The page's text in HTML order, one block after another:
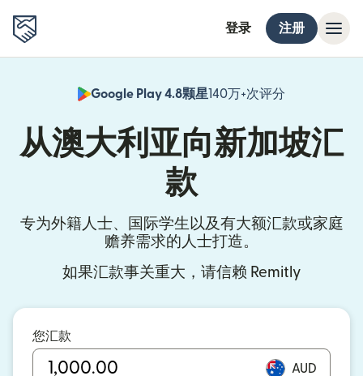
登录 注册
Google Play 4.8颗星140万+次评分
从澳大利亚向新加坡汇
款
专为外籍人士、国际学生以及有大额汇款或家庭
赡养需求的人士打造。
如果汇款事关重大，请信赖 Remitly
您汇款
AUD